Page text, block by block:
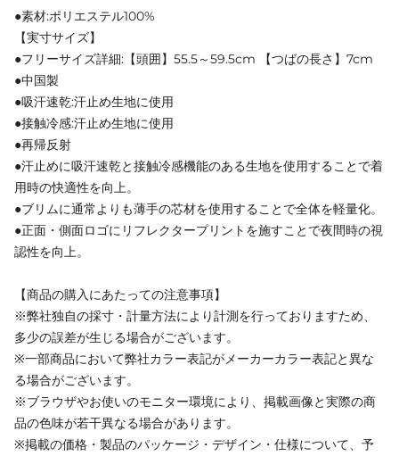
●素材:ポリエステル100%
【実寸サイズ】
●フリーサイズ詳細:【頭囲】55.5～59.5cm 【つばの長さ】7cm
●中国製
●吸汗速乾:汗止め生地に使用
●接触冷感:汗止め生地に使用
●再帰反射
●汗止めに吸汗速乾と接触冷感機能のある生地を使用することで着
用時の快適性を向上。
●ブリムに通常よりも薄手の芯材を使用することで全体を軽量化。
●正面・側面ロゴにリフレクタープリントを施すことで夜間時の視
認性を向上。
【商品の購入にあたっての注意事項】
※弊社独自の採寸・計量方法により計測を行っておりますため、
多少の誤差が生じる場合がございます。
※一部商品において弊社カラー表記がメーカーカラー表記と異な
る場合がございます。
※ブラウザやお使いのモニター環境により、掲載画像と実際の商
品の色味が若干異なる場合があります。
※掲載の価格・製品のパッケージ・デザイン・仕様について、予